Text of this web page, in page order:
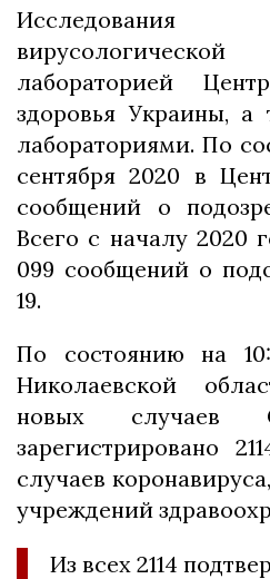
Исследования
лабораторией
здоровья Украины, а
лабораториями. По
сентября 2020 в
сообщений о
Всего с началу 2020
099 сообщений о
19.
По состоянию на
Николаевской
новых случаев
зарегистрировано
случаев
учреждений
Из всех 2114